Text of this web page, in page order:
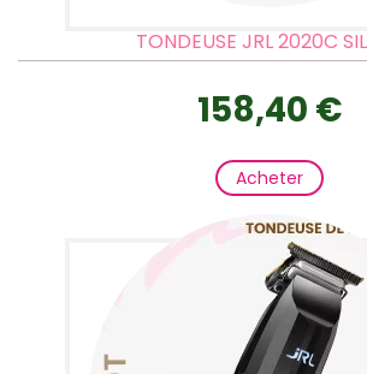
TONDEUSE JRL 2020C
158,40 €
Acheter